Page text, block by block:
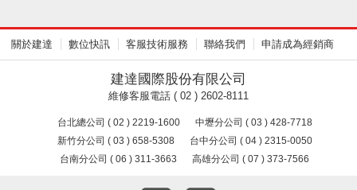
關於建達 數位快訊 客服技術服務 聯絡我們 申請成為經銷商
建達國際股份有限公司
維修客服電話 ( 02 ) 2602-8111
台北總公司 ( 02 ) 2219-1600
中壢分公司 ( 03 ) 428-7718
新竹分公司 ( 03 ) 658-5308
台中分公司 ( 04 ) 2315-0050
台南分公司 ( 06 ) 311-3663
高雄分公司 ( 07 ) 373-7566